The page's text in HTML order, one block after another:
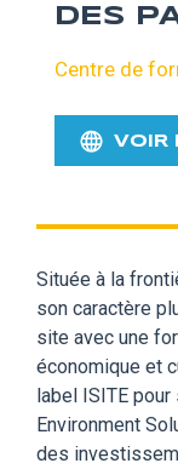
DES
Centre de
VOIR
Située à la
son caractère
site avec une
économique et
label ISITE pour
Environment
des